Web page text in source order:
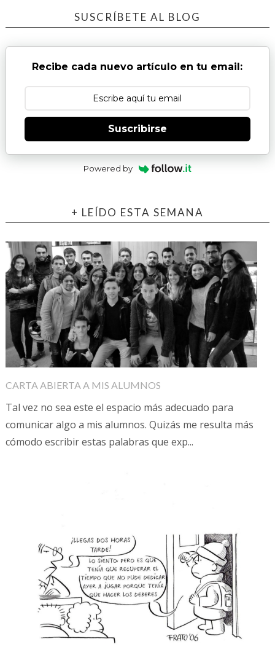
SUSCRÍBETE AL BLOG
Recibe cada nuevo artículo en tu email:
Suscribirse
Powered by
+ LEÍDO ESTA SEMANA
CARTA ABIERTA A MIS ALUMNOS
Tal vez no sea este el espacio más adecuado para
comunicar algo a mis alumnos. Quizás me resulta más
cómodo escribir estas palabras que exp...